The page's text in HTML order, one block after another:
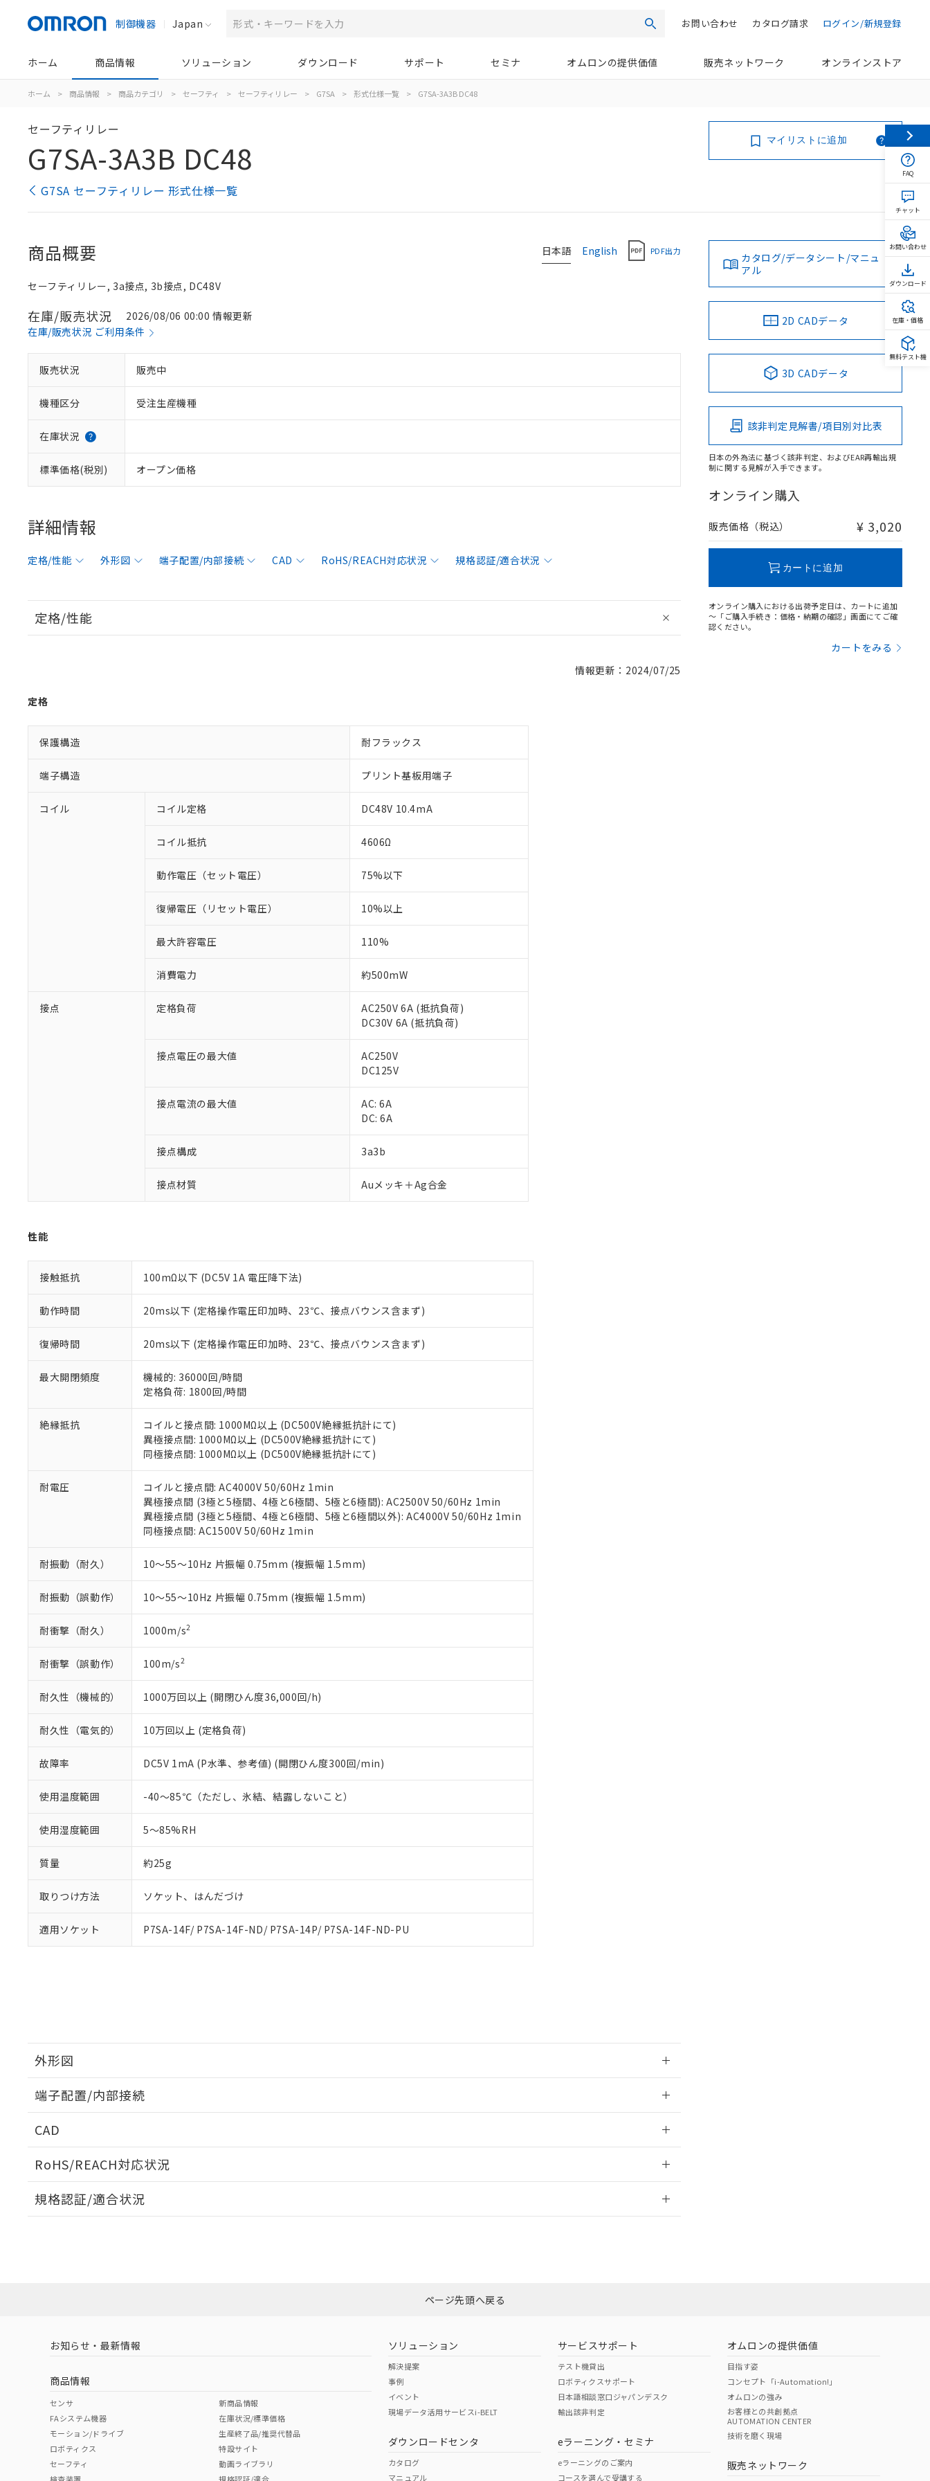
制御機器 Japan 検索 ログイン/新規登録
カタログ請求
お問い合わせ
ホーム 商品情報 ソリューション ダウンロード サポート セミナ オムロンの提供価値 販売ネットワーク オンラインストア
ホーム > 商品情報 > 商品カテゴリ > セーフティ > セーフティリレー > G7SA > 形式仕様一覧 > G7SA-3A3B DC48
セーフティリレー
G7SA-3A3B DC48
G7SA セーフティリレー 形式仕様一覧
マイリストに追加
日本語 English PDF出力
商品概要
セーフティリレー, 3a接点, 3b接点, DC48V
在庫/販売状況
2026/08/06 00:00 情報更新
在庫/販売状況 ご利用条件
販売状況 販売中
機種区分 受注生産機種
在庫状況
標準価格(税別) オープン価格
詳細情報
定格/性能 外形図 端子配置/内部接続 CAD RoHS/REACH対応状況 規格認証/適合状況
定格/性能
情報更新：2024/07/25
定格
保護構造 耐フラックス
端子構造 プリント基板用端子
コイル コイル定格 DC48V 10.4mA
コイル抵抗 4606Ω
動作電圧（セット電圧） 75%以下
復帰電圧（リセット電圧） 10%以上
最大許容電圧 110%
消費電力 約500mW
接点 定格負荷
AC250V 6A (抵抗負荷)
DC30V 6A (抵抗負荷)
接点電圧の最大値
AC250V
DC125V
接点電流の最大値
AC: 6A
DC: 6A
接点構成 3a3b
接点材質 Auメッキ＋Ag合金
性能
接触抵抗 100mΩ以下 (DC5V 1A 電圧降下法)
動作時間 20ms以下 (定格操作電圧印加時、23℃、接点バウンス含まず)
復帰時間 20ms以下 (定格操作電圧印加時、23℃、接点バウンス含まず)
最大開閉頻度
機械的: 36000回/時間
定格負荷: 1800回/時間
絶縁抵抗
コイルと接点間: 1000MΩ以上 (DC500V絶縁抵抗計にて)
異極接点間: 1000MΩ以上 (DC500V絶縁抵抗計にて)
同極接点間: 1000MΩ以上 (DC500V絶縁抵抗計にて)
耐電圧
コイルと接点間: AC4000V 50/60Hz 1min
異極接点間 (3極と5極間、4極と6極間、5極と6極間): AC2500V 50/60Hz 1min
異極接点間 (3極と5極間、4極と6極間、5極と6極間以外): AC4000V 50/60Hz 1min
同極接点間: AC1500V 50/60Hz 1min
耐振動（耐久） 10～55～10Hz 片振幅 0.75mm (複振幅 1.5mm)
耐振動（誤動作） 10～55～10Hz 片振幅 0.75mm (複振幅 1.5mm)
耐衝撃（耐久） 1000m/s2
耐衝撃（誤動作） 100m/s2
耐久性（機械的） 1000万回以上 (開閉ひん度36,000回/h)
耐久性（電気的） 10万回以上 (定格負荷)
故障率 DC5V 1mA (P水準、参考値) (開閉ひん度300回/min)
使用温度範囲 -40～85℃（ただし、氷結、結露しないこと）
使用湿度範囲 5～85%RH
質量 約25g
取りつけ方法 ソケット、はんだづけ
適用ソケット P7SA-14F/ P7SA-14F-ND/ P7SA-14P/ P7SA-14F-ND-PU
外形図
取りつけ穴加工図
端子配置/内部接続
CAD
RoHS/REACH対応状況
EU RoHS 注意事項・凡例
ダウンロードはこちら
中国 RoHS 注意事項・凡例
中国 RoHS表
Pb Hg Cr(VI)
規格認証/適合状況
（イギリス
（ノルウェー
（日本
（アメリカ
この製品の規格認証/適合状況ページへ
その他の認証はこちらのページからご検索ください
カタログ/データシート/マニュ
アル
2D CADデータ
3D CADデータ
該非判定見解書/項目別対比表
日本の外為法に基づく該非判定、およびEAR再輸出規
制に関する見解が入手できます。
オンライン購入
販売価格（税込） ¥ 3,020
カートに追加
オンライン購入における出荷予定日は、カートに追加
～「ご購入手続き：価格・納期の確認」画面にてご確
認ください。
カートをみる
本サービスは、当社制御機器事業取扱商品の当社在庫状況および標準価格(税抜)を提供させていただ
くものです。
当社制御機器事業取扱商品の中には、本サービスの対象外となる商品もあることをご了承ください。
のであり、閲覧された時点での実際の在庫および標準価格とは異なる場合があることをご了承くださ
い。
正式な納期状況および標準価格はお客様のお取引先、またはお客様担当のオムロン制御機器販売店・
在庫状況および標準価格結果を当社の事前の承諾なく第三者に漏洩または開示しないようお願いしま
す。
マイパーツ機能（部品リスト作成サービス）をご利用いただくには、I-Webメンバーズにご登録され
ている必要があります。
お客様が当ウェブサイト上で当社にご登録された部品リストについて、当社および当社の共同利用者
が、当社の製品・サービスに関するお客様との取引・商談に必要な範囲で利用することをご了承くだ
さい。
※当社の共同利用者とは、"個人情報の共同利用に関して"
いる法人を指します。
対応予定なし：EU RoHS指令（10物質）の非含有に非対応の商品で、対応品を出す予定はありません。
調査・確認中：EU RoHS指令（10物質）の非含有の対応状況を調査中または確認中の商品です。
*EU RoHS指令（10物質）：
フタル酸ビス(2-エチルヘキシル) (DEHP)(別名：DOP) 1000ppm以下、フタル酸ブチルベンジル（BBP） 1000ppm以下、フタル酸ジブチ
ル（DBP） 1000ppm以下、フタル酸ジイソブチル (DIBP) 1000ppm以下
但し、RoHS指令で産業用監視および制御機器に対する適用除外項目は除く。
フタル酸エステル類の４物質については閾値を超える意図的な使用がないことを確認しています。
※2 対応予定月
部品在庫の切り替え状況などにより、予定月が前後することがあります。
※3 非含有証明書ダウンロード
下記の非含有証明書をダウンロードすることができます。
EU RoHS指令（10物質）の非含有証明書
51物質の非含有証明書（当社基準）
また、RoHS指令のフタル酸エステル類４物質の対応では、対応完了までの期間は出荷製品に未対応品が
混在することから備考欄に対応日を記載しておりました。
既に当社にて対応品への在庫切替を完了していることから、特段のことがない限り、2022年1月12日よ
り割愛しております。
「○」：最大均質材料含有率が中国RoHSの基準値以下であることを示します。
「×」：最大均質材料含有率が中国RoHSの基準値を超えていることを示します。
「－」：未確認です。当社販売部門へお問い合わせください。
*中国RoHS10物質の基準値 (GB/T26572)：
Pb(鉛) :1000ppm、 Hg(水銀) : 1000ppm、 Cd(カドミウム) : 100ppm、
Cr(Ⅵ)(六価クロム) : 1000ppm、 PBBs(ポリ臭化ビフェニル類) : 1000ppm、 PBDEs(ポリ臭化ジフェニルエーテル類) : 1000ppm、
DBP(フタル酸ジブチル) : 1000ppm、 DIBP(フタル酸ジイソブチル) : 1000ppm、 BBP(フタル酸ブチルベンジル) : 1000ppm、
DEHP(フタル酸ビス(2-エチルヘキシル)) : 1000ppm
※2 環境保護使用期限
「ｅ」：有害物質（10物質）のすべてが基準値以下であることを示します。
「10」：通常の使用状況下において有害物質が外部に漏えいし、環境に深刻な影響を及ぼさない年数を意
味します。
「－」：未確認です。当社販売部門へお問い合わせください。
当社は、これら貴社製品のうち、外国為替および外国貿易法に定める商品（以下｢規制貨物等」とい
う）を輸出または国外への提供する場合は、日本国政府の輸出許可(または役務取引許可)を取得する
などの必要な手続きをとります。
ます。
当社は貴社製品を、核兵器、ミサイル、化学兵器、生物兵器またはその他武器並びにこれらの製造装
たしません。
号
○ 一定数以上の在庫あり
△
機器販売店・当社販売員にご確認ください)
空
受注生産機種、また在庫状況の情報を公開していない機種
ページ先頭へ戻る
お知らせ・最新情報
商品情報
センサ
FAシステム機器
モーション/ドライブ
ロボティクス
セーフティ
新商品情報
在庫状況/標準価格
生産終了品/推奨代替品
特設サイト
動画ライブラリ
ソリューション
解決提案
事例
イベント
現場データ活用サービスi-BELT
ダウンロードセンタ
カタログ
マニュアル
サービスサポート
テスト機貸出
ロボティクスサポート
日本語相談窓口ジャパンデスク
輸出該非判定
eラーニング・セミナ
eラーニングのご案内
コースを選んで受講する
オムロンの提供価値
目指す姿
コンセプト「i-Automation!」
オムロンの強み
お客様との共創拠点
AUTOMATION CENTER
技術を磨く現場
販売ネットワーク
FAQ
チャット
お問い合わせ
ダウンロード
在庫・価格
無料テスト機